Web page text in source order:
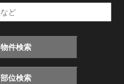
物件検索
部位検索